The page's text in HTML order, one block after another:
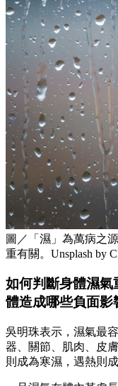
圖／「濕」為萬病之
重有關。Unsplash by
如何判斷身體濕氣
體造成哪些負面影
吳明珠表示，濕氣最
器、關節、肌肉、皮
則成為寒濕，遇熱則